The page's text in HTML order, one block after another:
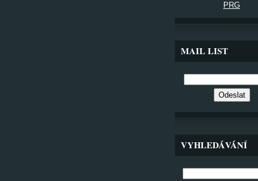
PRG
MAIL LIST
VYHLEDÁVÁNÍ